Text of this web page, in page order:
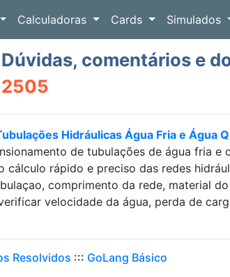
Calculadoras Cards Simulados
Dúvidas, comentários e
2505
Hidráulicas Água Fria e Água
de tubulações de água fria e
cálculo rápido e preciso das redes
comprimento da rede, material
velocidade da água, perda de
Resolvidos ::: GoLang Básico